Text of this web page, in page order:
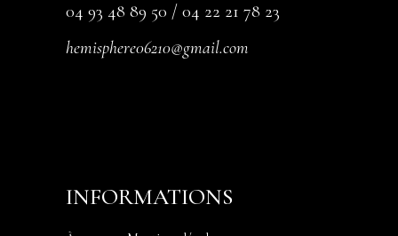
04 93 48 89 50 / 04 22 21 78 23
hemisphere06210@gmail.com
INFORMATIONS